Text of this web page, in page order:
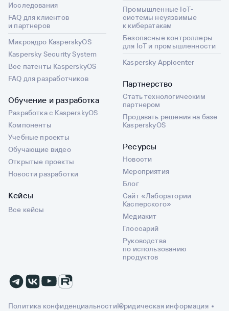
Исследования
FAQ для клиентов
и партнеров
Микроядро KasperskyOS
Kaspersky Security System
Все патенты KasperskyOS
FAQ для разработчиков
Обучение и разработка
Разработка с KasperskyOS
Компоненты
Учебные проекты
Обучающие видео
Открытые проекты
Новости разработки
Кейсы
Все кейсы
Промышленные IoT-
системы неуязвимые
к кибератакам
Безопасные контроллеры
для IoT и промышленности
Kaspersky Appicenter
Партнерство
Стать технологическим
партнером
Продавать решения на базе
KasperskyOS
Ресурсы
Новости
Мероприятия
Блог
Сайт «Лаборатории
Касперского»
Медиакит
Глоссарий
Руководства
по использованию
продуктов
Политика конфиденциальностиЮридическая информация